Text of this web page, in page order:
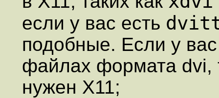
если у вас есть
подобные. Если у
файлах формата dvi,
нужен X11;